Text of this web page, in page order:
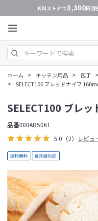
KAIストアで3,300円(
ホーム > キッチン用品 > 包丁 >
> SELECT100 ブレッドナイフ
5.0 （2） レビュ
SELECT100 ブレ
品番000AB5061